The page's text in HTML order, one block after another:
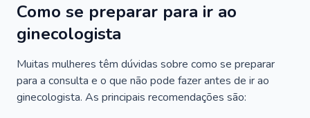
Como se preparar para ir ao
ginecologista
Muitas mulheres têm dúvidas sobre como se preparar
para a consulta e o que não pode fazer antes de ir ao
ginecologista. As principais recomendações são: